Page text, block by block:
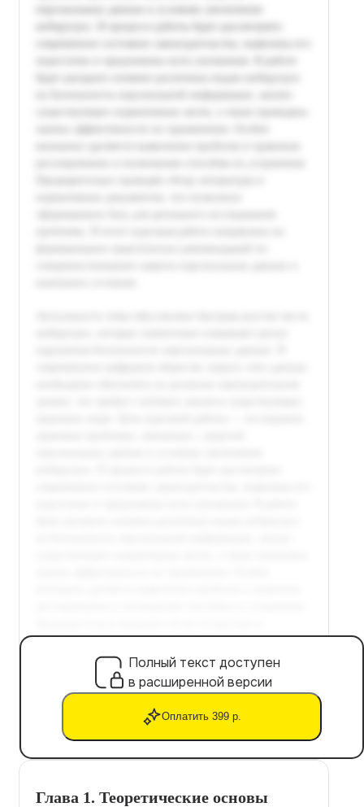
Полный текст доступен
в расширенной версии
Оплатить 399 р.
Глава 1. Теоретические основы